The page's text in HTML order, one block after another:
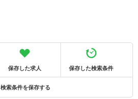
保存した求人 保存した検索条件
検索条件を保存する